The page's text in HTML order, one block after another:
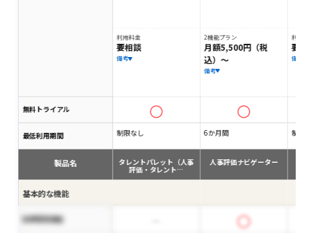
無料トライアル
最低利用期間
製品名
基本的な機能
目標管理機能
利用料金
要相談
備考
制限なし
タレントパレット（人事
評価・タレント…
2機能プラン
月額5,500円（税
込）～
備考
6か月間
人事評価ナビゲーター
利用料
要相
備考
制限